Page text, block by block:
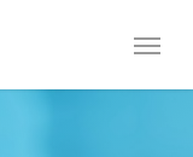
Menu